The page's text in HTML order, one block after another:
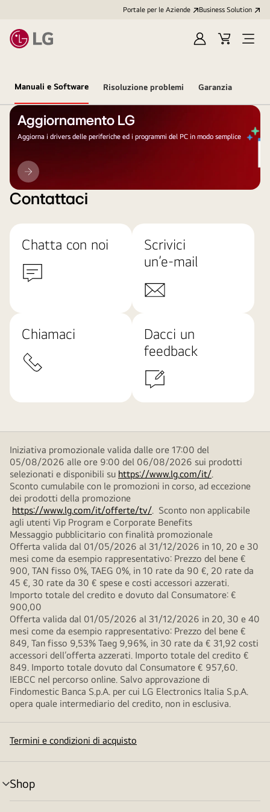
Portale per le Aziende Business Solution
AccediCart
Open
Manuali e Software Risoluzione problemi Garanzia
Aggiornamento LG
Aggiorna i drivers delle periferiche ed i programmi del PC in modo semplice
Aggiornamento
LG
Contattaci
Chatta con noi
Scrivici
un’e-mail
Chiamaci
Dacci un
feedback
Iniziativa promozionale valida dalle ore 17:00 del
05/08/2026 alle ore 9:00 del 06/08/2026 sui prodotti
selezionati e disponibili su https://www.lg.com/it/.
Sconto cumulabile con le promozioni in corso, ad eccezione
dei prodotti della promozione
https://www.lg.com/it/offerte/tv/. Sconto non applicabile
agli utenti Vip Program e Corporate Benefits
Messaggio pubblicitario con finalità promozionale
Offerta valida dal 01/05/2026 al 31/12/2026 in 10, 20 e 30
mesi come da esempio rappresentativo: Prezzo del bene €
900, TAN fisso 0%, TAEG 0%, in 10 rate da 90 €, 20 rate da
45 €, 30 rate da 30 € spese e costi accessori azzerati.
Importo totale del credito e dovuto dal Consumatore: €
900,00
Offerta valida dal 01/05/2026 al 31/12/2026 in 20, 30 e 40
mesi come da esempio rappresentativo: Prezzo del bene €
849, Tan fisso 9,53% Taeg 9,96%, in 30 rate da € 31,92 costi
accessori dell’offerta azzerati. Importo totale del credito €
849. Importo totale dovuto dal Consumatore € 957,60.
IEBCC nel percorso online. Salvo approvazione di
Findomestic Banca S.p.A. per cui LG Electronics Italia S.p.A.
opera quale intermediario del credito, non in esclusiva.
Termini e condizioni di acquisto
Shop
Attivazione
menu